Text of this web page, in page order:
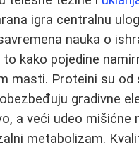
igra centralnu
nauka o
to kako pojedine
masti. Proteini su od
gradivne
a veći udeo mišićne
metabolizam.